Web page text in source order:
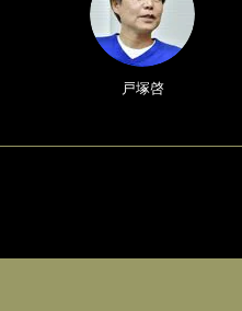
戸塚啓